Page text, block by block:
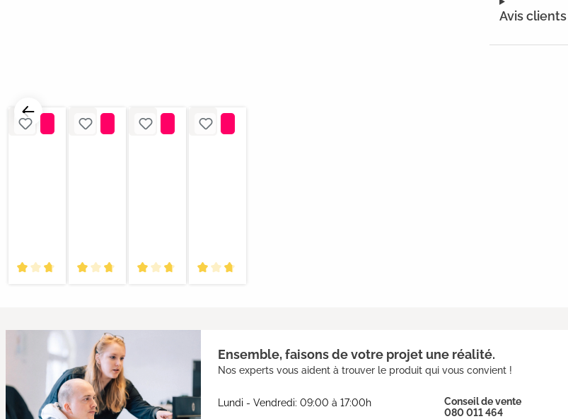
Avis clients
Ensemble, faisons de votre projet une réalité.
Nos experts vous aident à trouver le produit qui vous convient !
Lundi - Vendredi: 09:00 à 17:00h
Conseil de vente
080 011 464